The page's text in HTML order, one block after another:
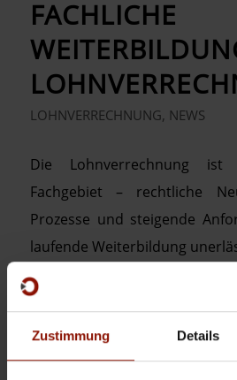
Zustimmung Details
FACHLICHE
LOHNVERRECHNUNG, NEWS
Die Lohnverrechnung ist
Fachgebiet – rechtliche
Prozesse und steigende
laufende Weiterbildung
Weiterlesen
18. FEBRUAR 2026 0